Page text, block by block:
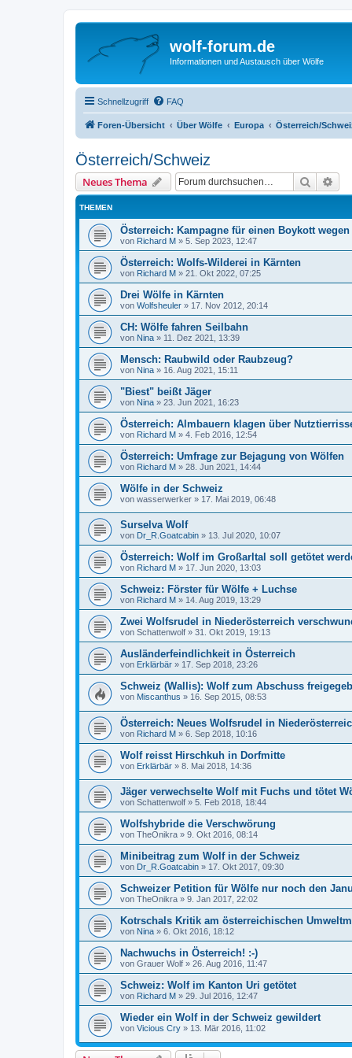
wolf-forum.de
Informationen und Austausch über Wölfe
Schnellzugriff FAQ
Foren-Übersicht Über Wölfe Europa Österreich/
Österreich/Schweiz
Neues Thema Suche
THEMEN
Österreich: Kampagne für einen Boykott
von Richard M » 5. Sep 2023, 12:47
Österreich: Wolfs-Wilderei in Kärnten
von Richard M » 21. Okt 2022, 07:25
Drei Wölfe in Kärnten
von Wolfsheuler » 17. Nov 2012, 20:14
CH: Wölfe fahren Seilbahn
von Nina » 11. Dez 2021, 13:39
Mensch: Raubwild oder Raubzeug?
von Nina » 16. Aug 2021, 15:11
"Biest" beißt Jäger
von Nina » 23. Jun 2021, 16:23
Österreich: Almbauern klagen über
von Richard M » 4. Feb 2016, 12:54
Österreich: Umfrage zur Bejagung von Wölfen
von Richard M » 28. Jun 2021, 14:44
Wölfe in der Schweiz
von wasserwerker » 17. Mai 2019, 06:48
Surselva Wolf
von Dr_R.Goatcabin » 13. Jul 2020, 10:07
Österreich: Wolf im Großarltal soll getötet
von Richard M » 17. Jun 2020, 13:03
Schweiz: Förster für Wölfe + Luchse
von Richard M » 14. Aug 2019, 13:29
Zwei Wolfsrudel in Niederösterreich
von Schattenwolf » 31. Okt 2019, 19:13
Ausländerfeindlichkeit in Österreich
von Erklärbär » 17. Sep 2018, 23:26
Schweiz (Wallis): Wolf zum Abschuss
von Miscanthus » 16. Sep 2015, 08:53
Österreich: Neues Wolfsrudel in
von Richard M » 6. Sep 2018, 10:16
Wolf reisst Hirschkuh in Dorfmitte
von Erklärbär » 8. Mai 2018, 14:36
Jäger verwechselte Wolf mit Fuchs und tötet
von Schattenwolf » 5. Feb 2018, 18:44
Wolfshybride die Verschwörung
von TheOnikra » 9. Okt 2016, 08:14
Minibeitrag zum Wolf in der Schweiz
von Dr_R.Goatcabin » 17. Okt 2017, 09:30
Schweizer Petition für Wölfe nur noch den
von TheOnikra » 9. Jan 2017, 22:02
Kotrschals Kritik am österreichischen
von Nina » 6. Okt 2016, 18:12
Nachwuchs in Österreich! :-)
von Grauer Wolf » 26. Aug 2016, 11:47
Schweiz: Wolf im Kanton Uri getötet
von Richard M » 29. Jul 2016, 12:47
Wieder ein Wolf in der Schweiz gewildert
von Vicious Cry » 13. Mär 2016, 11:02